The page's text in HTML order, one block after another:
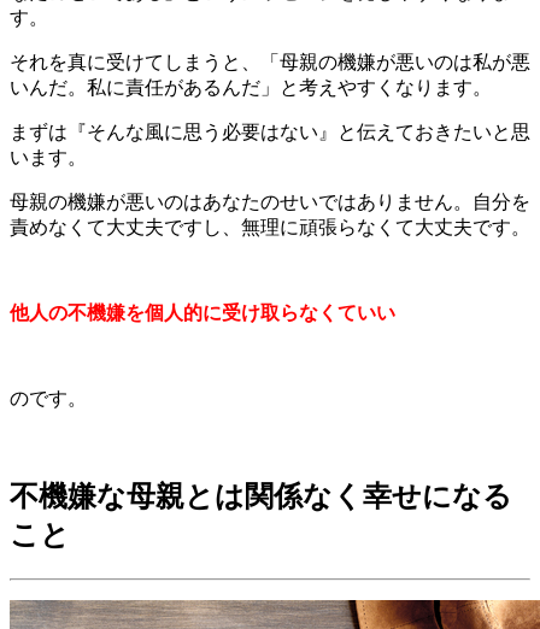
す。
それを真に受けてしまうと、「母親の機嫌が悪いのは私が悪
いんだ。私に責任があるんだ」と考えやすくなります。
まずは『そんな風に思う必要はない』と伝えておきたいと思
います。
母親の機嫌が悪いのはあなたのせいではありません。自分を
責めなくて大丈夫ですし、無理に頑張らなくて大丈夫です。
他人の不機嫌を個人的に受け取らなくていい
のです。
不機嫌な母親とは関係なく幸せになる
こと